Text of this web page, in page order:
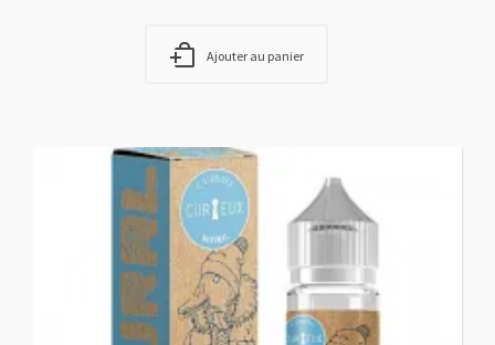
Ajouter au panier